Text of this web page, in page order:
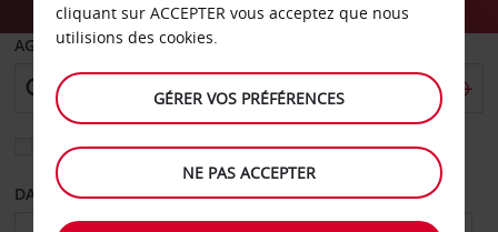
AGENCE DE DÉPART
Sélectionnez une autre agence de retour
DATE DE DÉPART DATE DE RETOUR
cliquant sur ACCEPTER vous acceptez que nous
utilisions des cookies.
GÉRER VOS PRÉFÉRENCES
NE PAS ACCEPTER